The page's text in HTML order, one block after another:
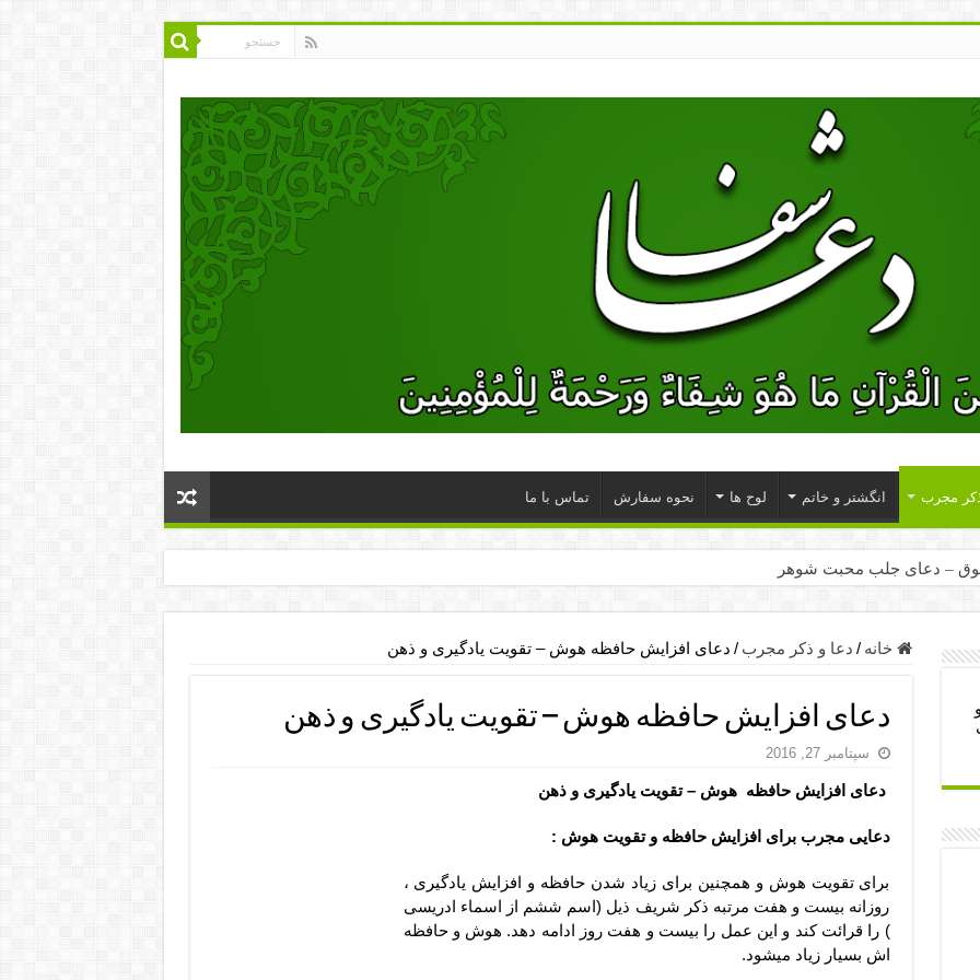
مجرب انگشتر و خاتم لوح ها نحوه سفارش تماس با ما
– دعای جلب محبت شوهر
– دعای یا من اظهر الجمیل برای حاجت
آن ها – ذکر مخصوص مستجاب الدعوه شدن
– دعای ترس و بی خوابی کودکان
دعای رفع مشکلات و طلب حاجت
– آیه‌ جلب ثروت و برکت مال
چشم زخم – دعای چشم زخم ماشاالله
روز – دعای ثروت حضرت سلیمان
خانه / دعا و ذکر مجرب / دعای افزایش حافظه هوش – تقویت یادگیری و ذهن
دعای افزایش حافظه هوش – تقویت یادگیری و ذهن
سپتامبر 27, 2016
دعای افزایش حافظه هوش – تقویت یادگیری و ذهن
دعایی مجرب برای افزایش حافظه و تقویت هوش :
برای تقویت هوش و همچنین برای زیاد شدن حافظه و افزایش یادگیری ،
روزانه بیست و هفت مرتبه ذکر شریف ذیل (اسم ششم از اسماء ادریسی
) را قرائت کند و این عمل را بیست و هفت روز ادامه دهد. هوش و حافظه
اش بسیار زیاد میشود.